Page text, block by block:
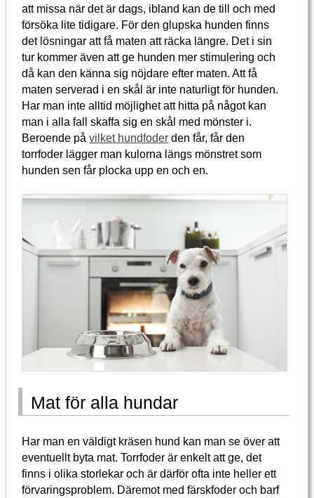
att missa när det är dags, ibland kan de till och med
försöka lite tidigare. För den glupska hunden finns
det lösningar att få maten att räcka längre. Det i sin
tur kommer även att ge hunden mer stimulering och
då kan den känna sig nöjdare efter maten. Att få
maten serverad i en skål är inte naturligt för hunden.
Har man inte alltid möjlighet att hitta på något kan
man i alla fall skaffa sig en skål med mönster i.
Beroende påvilket hundfoder den får, får den
torrfoder lägger man kulorna längs mönstret som
hunden sen får plocka upp en och en.
Mat för alla hundar
Har man en väldigt kräsen hund kan man se över att
eventuellt byta mat. Torrfoder är enkelt att ge, det
finns i olika storlekar och är därför ofta inte heller ett
förvaringsproblem. Däremot med färskfoder och barf